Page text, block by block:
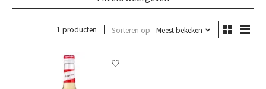
1 producten Sorteren op Meest bekeken